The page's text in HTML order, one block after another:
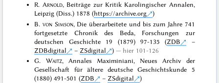
R. Arnold, Beiträge zur Kritik Karolingischer Annalen,
Leipzig (Diss.) 1878 (https://archive.org
)
B. von Simson, Die überarbeitete und bis zum Jahre 741
fortgesetzte Chronik des Beda, Forschungen zur
deutschen Geschichte 19 (1879) 97-135 (ZDB
–
ZDBdigital
– ZSdigital )
hier 101-126
G. Waitz, Annales Maximiniani, Neues Archiv der
Gesellschaft für ältere deutsche Geschichtskunde 5
(1880) 491-501 (ZDB –ZSdigital
)